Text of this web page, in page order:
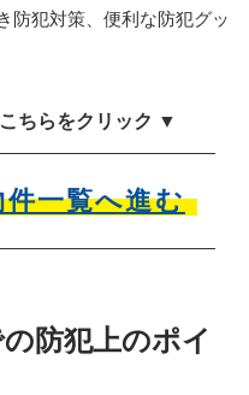
防犯対策、便利な防犯グッ
ちらをクリック ▼
一覧へ進む
防犯上のポイ